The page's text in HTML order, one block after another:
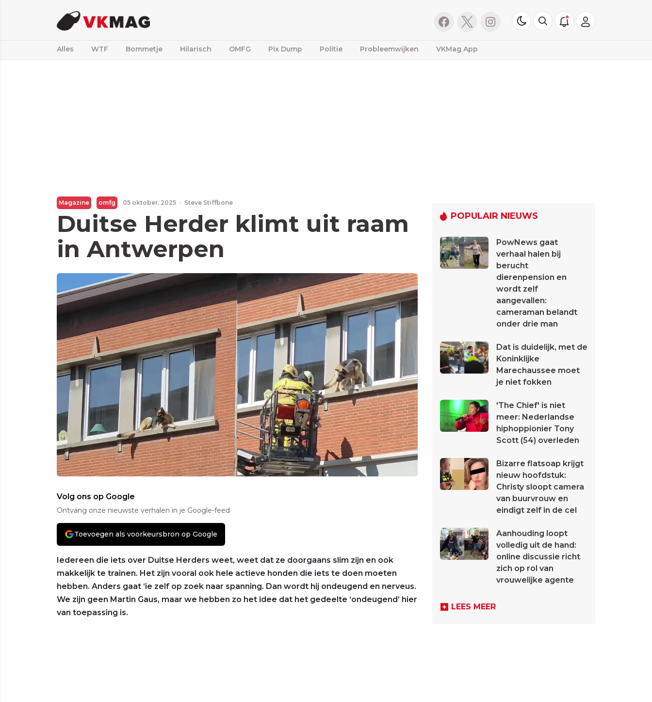
Alles WTF Bommetje Hilarisch OMFG Pix Dump Politie Probleemwijken VKMag App
Magazine omfg 05 oktober, 2025 · Steve Stiffbone
Duitse Herder klimt uit raam
in Antwerpen
Volg ons op Google
Ontvang onze nieuwste verhalen in je Google-feed
Toevoegen als voorkeursbron op Google
Iedereen die iets over Duitse Herders weet, weet dat ze doorgaans slim zijn en ook
makkelijk te trainen. Het zijn vooral ook hele actieve honden die iets te doen moeten
hebben. Anders gaat ‘ie zelf op zoek naar spanning. Dan wordt hij ondeugend en nerveus.
We zijn geen Martin Gaus, maar we hebben zo het idee dat het gedeelte ‘ondeugend’ hier
van toepassing is.
POPULAIR NIEUWS
PowNews gaat
verhaal halen bij
berucht
dierenpension en
wordt zelf
aangevallen:
cameraman belandt
onder drie man
Dat is duidelijk, met de
Koninklijke
Marechaussee moet
je niet fokken
'The Chief' is niet
meer: Nederlandse
hiphoppionier Tony
Scott (54) overleden
Bizarre flatsoap krijgt
nieuw hoofdstuk:
Christy sloopt camera
van buurvrouw en
eindigt zelf in de cel
Aanhouding loopt
volledig uit de hand:
online discussie richt
zich op rol van
vrouwelijke agente
LEES MEER